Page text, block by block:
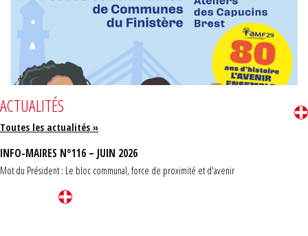
ACTUALITÉS
Toutes les actualités »
INFO-MAIRES N°116 – JUIN 2026
Mot du Président : Le bloc communal, force de proximité et d'avenir